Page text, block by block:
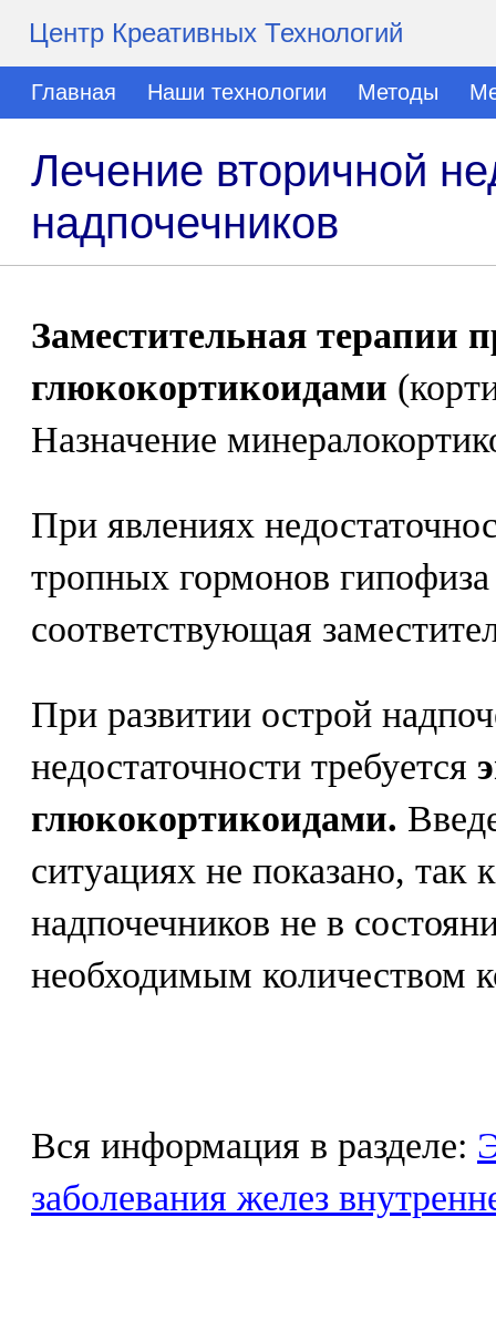
Центр Креативных Технологий
Главная Наши технологии Методы
Лечение вторичной
надпочечников
Заместительная терапии
глюкокортикоидами
Назначение
При явлениях
тропных гормонов
соответствующая
При развитии острой
недостаточности требуется
глюкокортикоидами.
ситуациях не показано, так
надпочечников не в
необходимым количеством
Вся информация в разделе:
заболевания желез